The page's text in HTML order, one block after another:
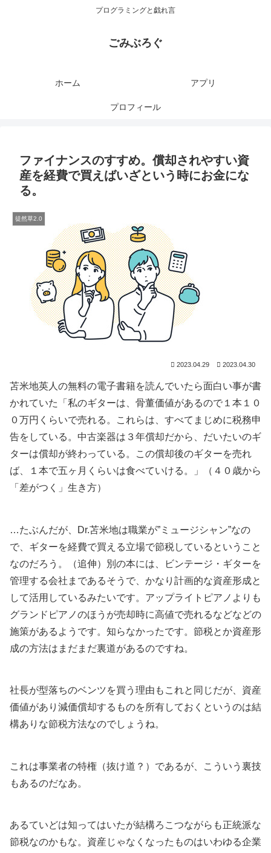
プログラミングと戯れ言
ごみぶろぐ
ホーム アプリ
プロフィール
ファイナンスのすすめ。償却されやすい資
産を経費で買えばいざという時にお金にな
る。
徒然草2.0
2023.04.29 2023.04.30
苫米地英人の無料の電子書籍を読んでいたら面白い事が書
かれていた「私のギターは、骨董価値があるので１本１０
０万円くらいで売れる。これらは、すべてまじめに税務申
告をしている。中古楽器は３年償却だから、だいたいのギ
ターは償却が終わっている。この償却後のギターを売れ
ば、１本で五ヶ月くらいは食べていける。」（４０歳から
「差がつく」生き方）
…たぶんだが、Dr.苫米地は職業が”ミュージシャン”なの
で、ギターを経費で買える立場で節税しているということ
なのだろう。（追伸）別の本には、ビンテージ・ギターを
管理する会社まであるそうで、かなり計画的な資産形成と
して活用しているみたいです。アップライトピアノよりも
グランドピアノのほうが売却時に高値で売れるなどなどの
施策があるようです。知らなかったです。節税とか資産形
成の方法はまだまだ裏道があるのですね。
社長が型落ちのベンツを買う理由もこれと同じだが、資産
価値があり減価償却するものを所有しておくというのは結
構ありな節税方法なのでしょうね。
これは事業者の特権（抜け道？）であるが、こういう裏技
もあるのだなあ。
あるていどは知ってはいたが結構ろこつながらも正統派な
節税なのかもな。資産じゃなくなったものはいわゆる企業